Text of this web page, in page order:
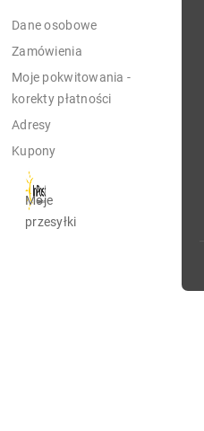
Dane osobowe
Zamówienia
Moje pokwitowania -
korekty płatności
Adresy
Kupony
Moje
przesyłki